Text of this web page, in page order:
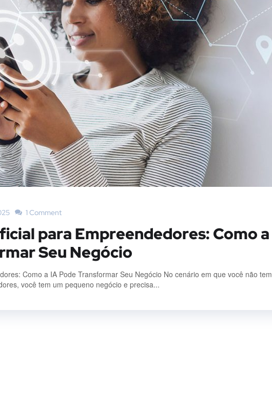
1 Comment
para Empreendedores: Como a
Seu Negócio
Como a IA Pode Transformar Seu Negócio No cenário em que você não tem
você tem um pequeno negócio e precisa...